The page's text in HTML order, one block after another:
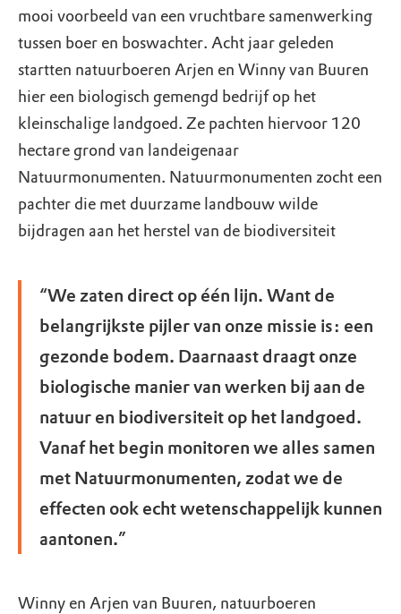
mooi voorbeeld van een vruchtbare samenwerking
tussen boer en boswachter. Acht jaar geleden
startten natuurboeren Arjen en Winny van Buuren
hier een biologisch gemengd bedrijf op het
kleinschalige landgoed. Ze pachten hiervoor 120
hectare grond van landeigenaar
Natuurmonumenten. Natuurmonumenten zocht een
pachter die met duurzame landbouw wilde
bijdragen aan het herstel van de biodiversiteit
“We zaten direct op één lijn. Want de
belangrijkste pijler van onze missie is: een
gezonde bodem. Daarnaast draagt onze
biologische manier van werken bij aan de
natuur en biodiversiteit op het landgoed.
Vanaf het begin monitoren we alles samen
met Natuurmonumenten, zodat we de
effecten ook echt wetenschappelijk kunnen
aantonen.”
Winny en Arjen van Buuren, natuurboeren